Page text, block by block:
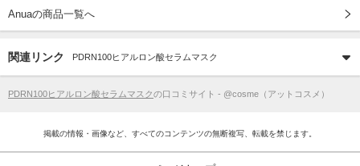
Anuaの商品一覧へ
関連リンク PDRN100ヒアルロン酸セラムマスク
PDRN100ヒアルロン酸セラムマスクの口コミサイト - @cosme（アットコスメ）
掲載の情報・画像など、すべてのコンテンツの無断複写、転載を禁じます。